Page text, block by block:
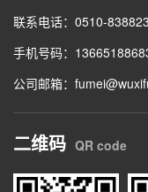
联系电话：0510-
手机号码：
公司邮箱：
二维码 QR code